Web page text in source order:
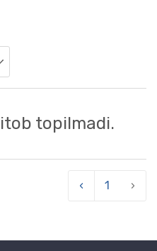
topilmadi.
‹ 1 ›